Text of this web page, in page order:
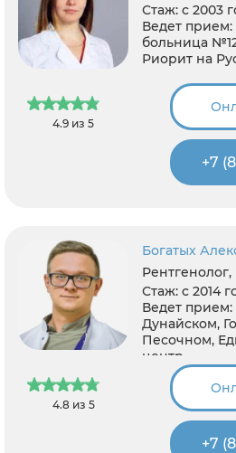
4.9 из 5
Стаж: с 2003
Ведет прием:
больница
Риорит на
+7
4.8 из 5
Богатых
Стаж: с 2014
Ведет прием:
Дунайском,
Песочном,
центр
+7